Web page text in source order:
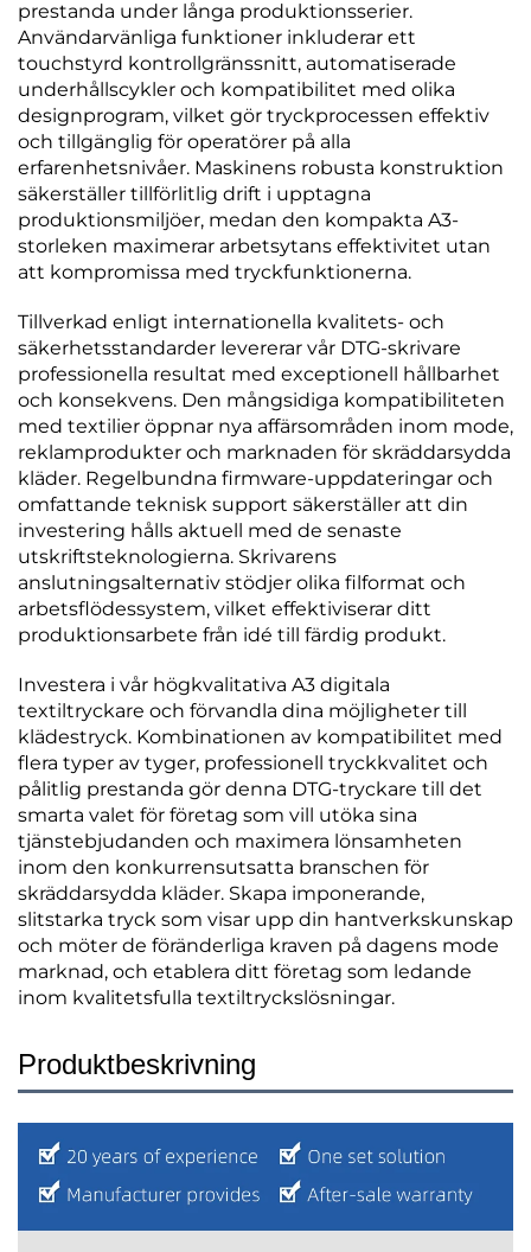
prestanda under långa produktionsserier.
Användarvänliga funktioner inkluderar ett
touchstyrd kontrollgränssnitt, automatiserade
underhållscykler och kompatibilitet med olika
designprogram, vilket gör tryckprocessen effektiv
och tillgänglig för operatörer på alla
erfarenhetsnivåer. Maskinens robusta konstruktion
säkerställer tillförlitlig drift i upptagna
produktionsmiljöer, medan den kompakta A3-
storleken maximerar arbetsytans effektivitet utan
att kompromissa med tryckfunktionerna.
Tillverkad enligt internationella kvalitets- och
säkerhetsstandarder levererar vår DTG-skrivare
professionella resultat med exceptionell hållbarhet
och konsekvens. Den mångsidiga kompatibiliteten
med textilier öppnar nya affärsområden inom mode,
reklamprodukter och marknaden för skräddarsydda
kläder. Regelbundna firmware-uppdateringar och
omfattande teknisk support säkerställer att din
investering hålls aktuell med de senaste
utskriftsteknologierna. Skrivarens
anslutningsalternativ stödjer olika filformat och
arbetsflödessystem, vilket effektiviserar ditt
produktionsarbete från idé till färdig produkt.
Investera i vår högkvalitativa A3 digitala
textiltryckare och förvandla dina möjligheter till
klädestryck. Kombinationen av kompatibilitet med
flera typer av tyger, professionell tryckkvalitet och
pålitlig prestanda gör denna DTG-tryckare till det
smarta valet för företag som vill utöka sina
tjänstebjudanden och maximera lönsamheten
inom den konkurrensutsatta branschen för
skräddarsydda kläder. Skapa imponerande,
slitstarka tryck som visar upp din hantverkskunskap
och möter de föränderliga kraven på dagens mode
marknad, och etablera ditt företag som ledande
inom kvalitetsfulla textiltryckslösningar.
Produktbeskrivning